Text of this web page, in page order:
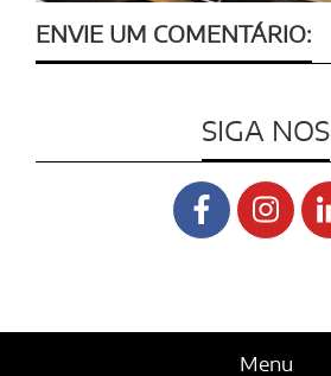
ENVIE UM COMENTÁRIO:
SIGA NOS
Menu